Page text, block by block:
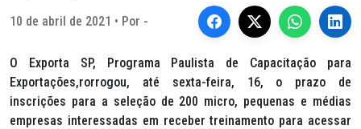
10 de abril de 2021 • Por -
O Exporta SP, Programa Paulista de Capacitação para
Exportações,rorrogou, até sexta-feira, 16, o prazo de
inscrições para a seleção de 200 micro, pequenas e médias
empresas interessadas em receber treinamento para acessar